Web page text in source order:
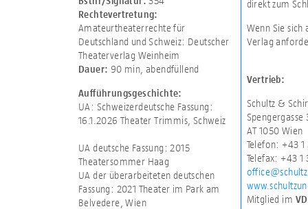
Rechtevertretung:
Amateurtheaterrechte für
Deutschland und Schweiz: Deutscher
Theaterverlag Weinheim
Dauer: 90 min abendfüllend
Aufführungsgeschichte:
UA: Schweizerdeutsche Fassung:
16.1.2026 Theater Trimmis, Schweiz
UA deutsche Fassung: 2015
Theatersommer Haag
UA der überarbeiteten deutschen
Fassung: 2021 Theater im Park am
Belvedere, Wien
direkt zum
Wenn Sie sich
Verlag
Vertrieb:
Schultz &
Spengergasse
AT 1050 Wien
Telefon: +43
Telefax: +43 1
Mitglied im